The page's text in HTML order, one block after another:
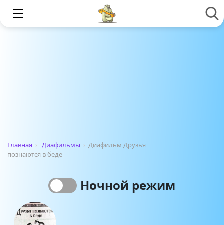
Главная › Диафильмы › Диафильм Друзья
познаются в беде
Ночной режим